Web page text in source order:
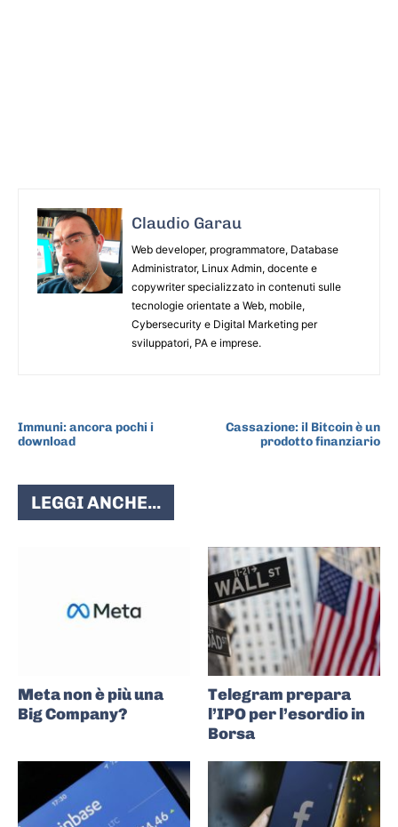
Claudio Garau
Web developer, programmatore, Database
Administrator, Linux Admin, docente e
copywriter specializzato in contenuti sulle
tecnologie orientate a Web, mobile,
Cybersecurity e Digital Marketing per
sviluppatori, PA e imprese.
Immuni: ancora pochi i
download
Cassazione: il Bitcoin è un
prodotto finanziario
LEGGI ANCHE...
Meta non è più una
Big Company?
Telegram prepara
l’IPO per l’esordio in
Borsa